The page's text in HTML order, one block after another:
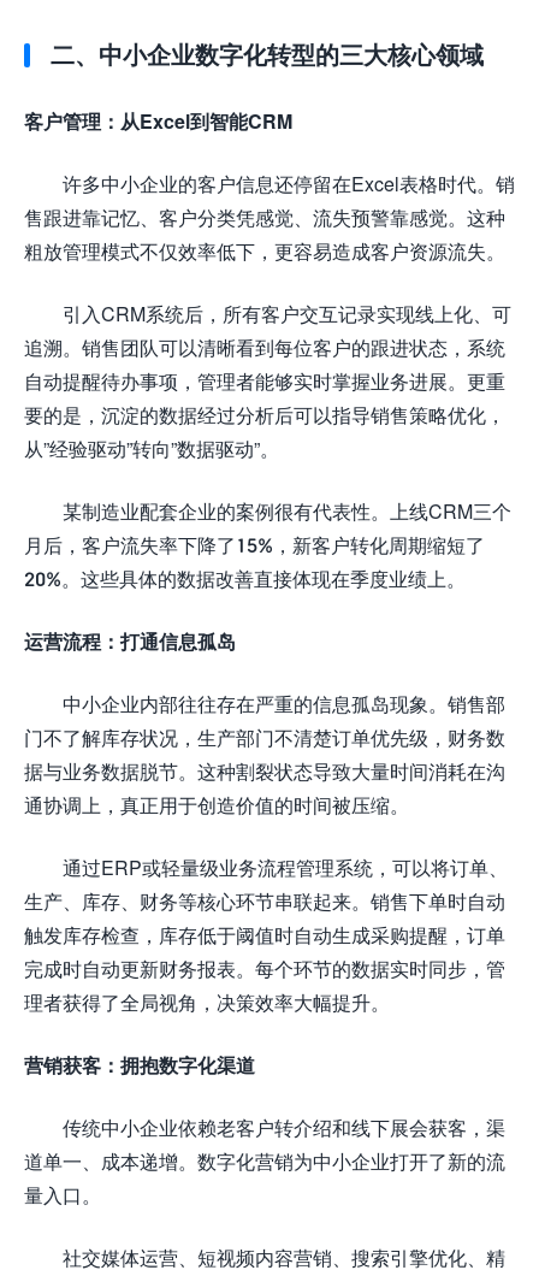
二、中小企业数字化转型的三大核心领域
客户管理：从Excel到智能CRM
许多中小企业的客户信息还停留在Excel表格时代。销
售跟进靠记忆、客户分类凭感觉、流失预警靠感觉。这种
粗放管理模式不仅效率低下，更容易造成客户资源流失。
引入CRM系统后，所有客户交互记录实现线上化、可
追溯。销售团队可以清晰看到每位客户的跟进状态，系统
自动提醒待办事项，管理者能够实时掌握业务进展。更重
要的是，沉淀的数据经过分析后可以指导销售策略优化，
从”经验驱动”转向”数据驱动”。
某制造业配套企业的案例很有代表性。上线CRM三个
月后，客户流失率下降了15%，新客户转化周期缩短了
20%。这些具体的数据改善直接体现在季度业绩上。
运营流程：打通信息孤岛
中小企业内部往往存在严重的信息孤岛现象。销售部
门不了解库存状况，生产部门不清楚订单优先级，财务数
据与业务数据脱节。这种割裂状态导致大量时间消耗在沟
通协调上，真正用于创造价值的时间被压缩。
通过ERP或轻量级业务流程管理系统，可以将订单、
生产、库存、财务等核心环节串联起来。销售下单时自动
触发库存检查，库存低于阈值时自动生成采购提醒，订单
完成时自动更新财务报表。每个环节的数据实时同步，管
理者获得了全局视角，决策效率大幅提升。
营销获客：拥抱数字化渠道
传统中小企业依赖老客户转介绍和线下展会获客，渠
道单一、成本递增。数字化营销为中小企业打开了新的流
量入口。
社交媒体运营、短视频内容营销、搜索引擎优化、精